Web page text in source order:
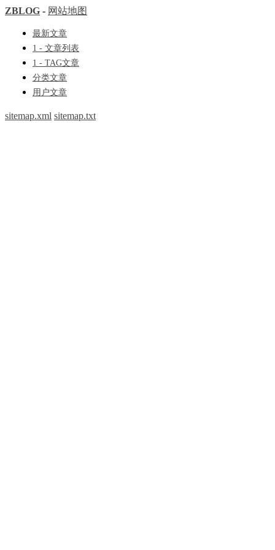
ZBLOG - 网站地图
最新文章
1 - 文章列表
1 - TAG文章
分类文章
用户文章
sitemap.xml sitemap.txt